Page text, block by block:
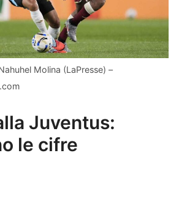
Molina (LaPresse) –
Juventus:
le cifre